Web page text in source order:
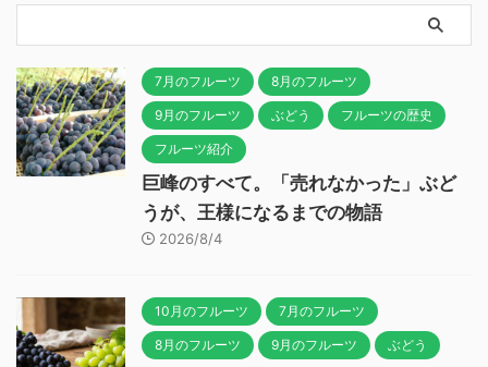
7月のフルーツ 8月のフルーツ
9月のフルーツ ぶどう フルーツの歴史
フルーツ紹介
巨峰のすべて。「売れなかった」ぶど
うが、王様になるまでの物語
2026/8/4
10月のフルーツ 7月のフルーツ
8月のフルーツ 9月のフルーツ ぶどう